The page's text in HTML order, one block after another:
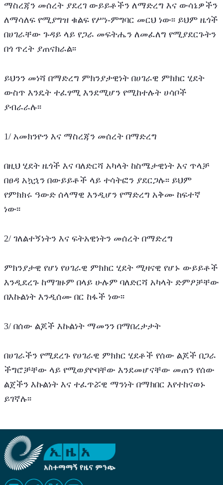
ማስረጃን መሰረት ያደረገ ውይይቶችን ለማድረግ እና ውሳኔዎችን
ለማሳለፍ የሚያግዝ ቁልፍ የሥነ-ምግባር መርህ ነው፡፡ ይህም ዜጎች
በሀገራቸው ጉዳይ ላይ የጋራ መፍትሔን ለመፈለግ የሚያደርጉትን
በጎ ጥረት ያጠናክራል፡፡
ይህንን መነሻ በማድረግ ምክንያታዊነት በሀገራዊ ምክክር ሂደት
ውስጥ እንዴት ተፈፃሚ እንደሚሆን የሚከተሉት ሀሳቦች
ያብራራሉ፡፡
1/ አመክንዮን እና ማስረጃን መሰረት በማድረግ
በዚህ ሂደት ዜጎች እና ባለድርሻ አካላት ከስሜታዊነት እና ጥላቻ
በፀዳ አኳኋን በውይይቶች ላይ ተሳትፎን ያደርጋሉ፡፡ ይህም
የምክክሩ ዓውድ ሰላማዊ እንዲሆን የማድረግ አቅሙ ከፍተኛ
ነው፡፡
2/ ገለልተኝነትን እና ፍትአዊነትን መሰረት በማድረግ
ምክንያታዊ የሆነ የሀገራዊ ምክክር ሂደት ሚዛናዊ የሆኑ ውይይቶች
እንዲደረጉ ከማገዙም በላይ ሁሉም ባለድርሻ አካላት ድምፆቻቸው
በእኩልነት እንዲሰሙ በር ከፋች ነው፡፡
3/ በሰው ልጆች እኩልነት ማመንን በማበረታታት
በሀገራችን የሚደረጉ የሀገራዊ ምክክር ሂደቶች የሰው ልጆች በጋራ
ችግሮቻቸው ላይ የሚወያዮባቸው እንደመሆናቸው መጠን የሰው
ልጀችን እኩልነት እና ተፈጥሯዊ ማንነት በማክበር እየተከናወኑ
ይገኛሉ፡፡